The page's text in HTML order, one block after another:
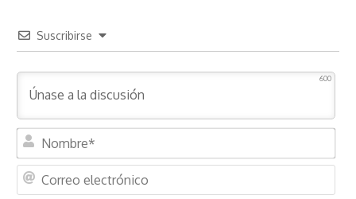
Suscribirse
600
o
m
o